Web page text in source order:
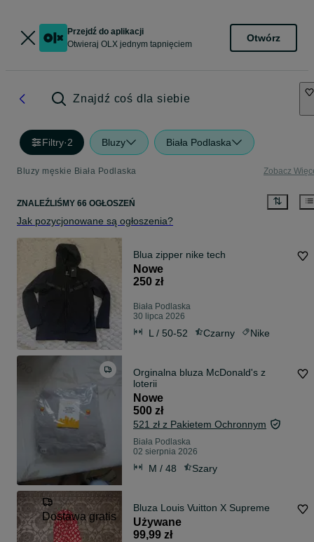
Przejdź do aplikacji
Otwieraj OLX jednym tapnięciem
Otwórz
Znajdź coś dla siebie
Filtry·2 Bluzy Biała Podlaska
Bluzy męskie Biała Podlaska Zobacz
ZNALEŹLIŚMY 66 OGŁOSZEŃ
Jak pozycjonowane są ogłoszenia?
Blua zipper nike tech
Nowe
250 zł
Biała Podlaska
30 lipca 2026
L / 50-52 Czarny Nike
Orginalna bluza McDonald's z
loterii
Nowe
500 zł
521 zł z Pakietem Ochronnym
Biała Podlaska
02 sierpnia 2026
M / 48 Szary
Dostawa gratis
Bluza Louis Vuitton X Supreme
Używane
99,99 zł